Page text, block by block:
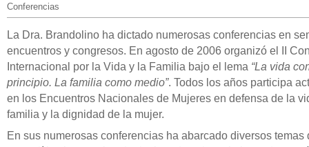
Conferencias
La Dra. Brandolino ha dictado numerosas conferencias en
encuentros y congresos. En agosto de 2006 organizó el II
Internacional por la Vida y la Familia bajo el lema “La vida
principio. La familia como medio”. Todos los años participa
en los Encuentros Nacionales de Mujeres en defensa de la
familia y la dignidad de la mujer.
En sus numerosas conferencias ha abarcado diversos temas